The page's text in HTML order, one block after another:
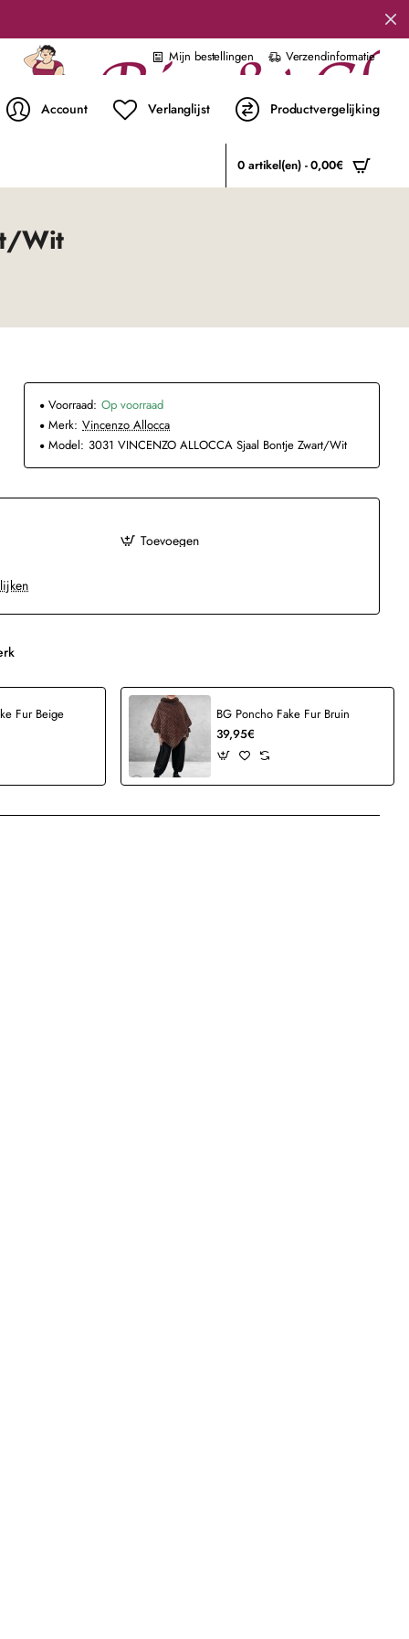
Mijn bestellingen Verzendinformatie
Account Verlanglijst Productvergelijking
0 artikel(en) - 0,00€
Wit
Voorraad: Op voorraad
Merk: Vincenzo Allocca
Model: 3031 VINCENZO ALLOCCA Sjaal Bontje Zwart/Wit
Toevoegen
Fur Beige
BG Poncho Fake Fur Bruin
39,95€